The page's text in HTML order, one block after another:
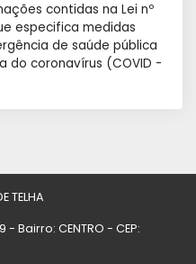
contidas na Lei nº
especifica medidas
de saúde pública
do coronavírus (COVID -
TELHA
- Bairro: CENTRO - CEP: